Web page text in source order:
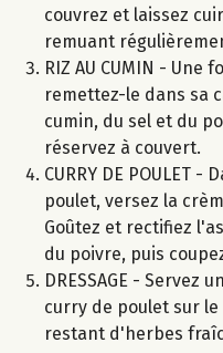
couvrez et laissez
remuant
RIZ AU CUMIN - Une
remettez-le dans sa
cumin, du sel et du
réservez à couvert.
CURRY DE POULET
poulet, versez la
Goûtez et rectifiez
du poivre, puis
DRESSAGE - Servez
curry de poulet sur
restant d'herbes